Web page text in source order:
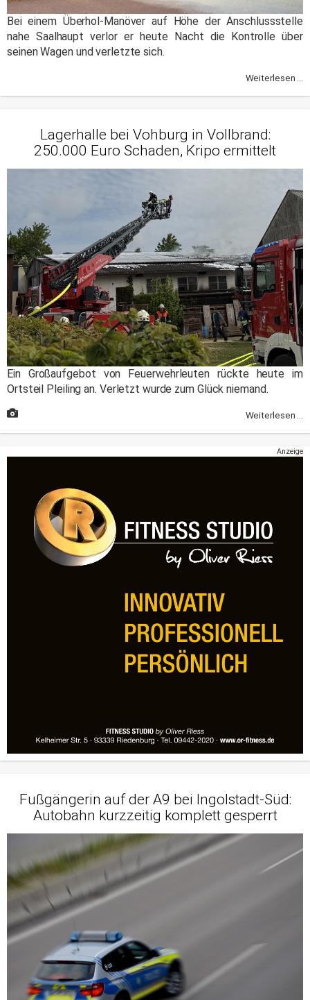
Bei einem Überhol-Manöver auf Höhe der Anschlussstelle
nahe Saalhaupt verlor er heute Nacht die Kontrolle über
seinen Wagen und verletzte sich.
Weiterlesen ...
Lagerhalle bei Vohburg in Vollbrand:
250.000 Euro Schaden, Kripo ermittelt
Ein Großaufgebot von Feuerwehrleuten rückte heute im
Ortsteil Pleiling an. Verletzt wurde zum Glück niemand.
Weiterlesen ...
Anzeige
Fußgängerin auf der A9 bei Ingolstadt-Süd:
Autobahn kurzzeitig komplett gesperrt